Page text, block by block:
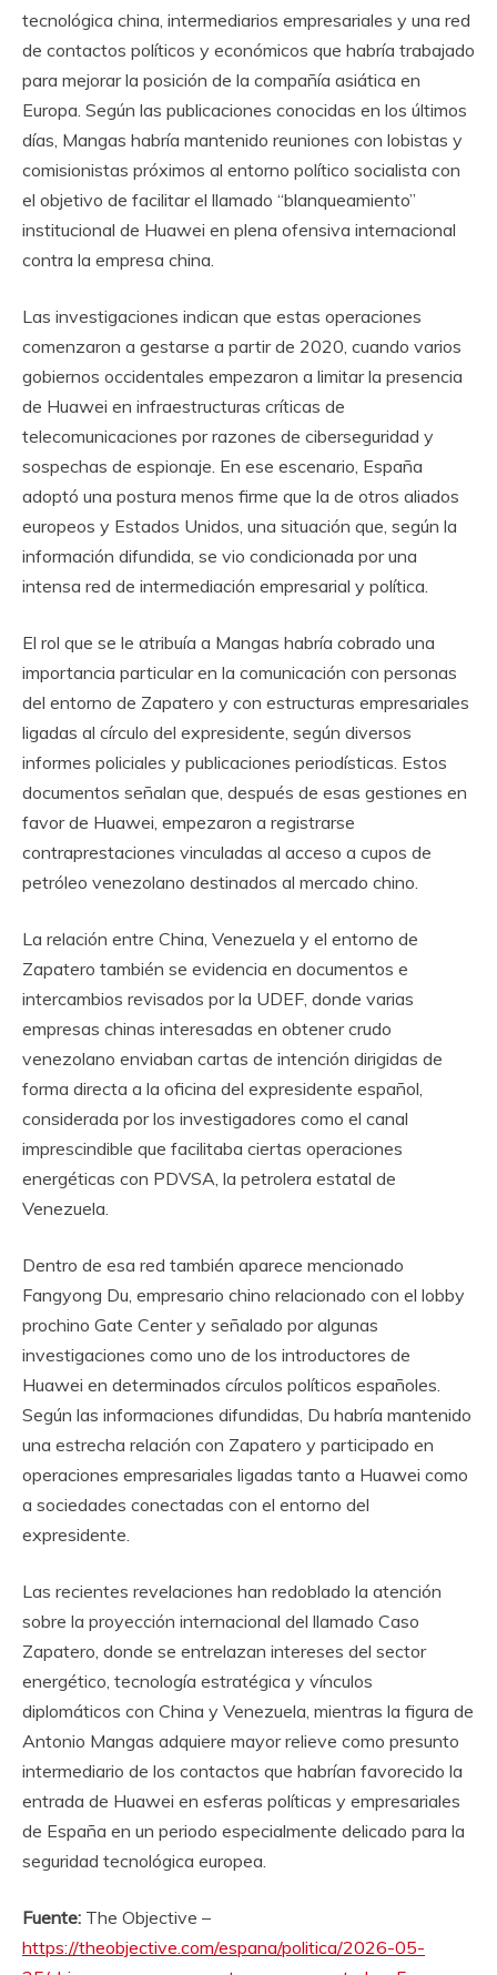
tecnológica china, intermediarios empresariales y una red
de contactos políticos y económicos que habría trabajado
para mejorar la posición de la compañía asiática en
Europa. Según las publicaciones conocidas en los últimos
días, Mangas habría mantenido reuniones con lobistas y
comisionistas próximos al entorno político socialista con
el objetivo de facilitar el llamado “blanqueamiento”
institucional de Huawei en plena ofensiva internacional
contra la empresa china.
Las investigaciones indican que estas operaciones
comenzaron a gestarse a partir de 2020, cuando varios
gobiernos occidentales empezaron a limitar la presencia
de Huawei en infraestructuras críticas de
telecomunicaciones por razones de ciberseguridad y
sospechas de espionaje. En ese escenario, España
adoptó una postura menos firme que la de otros aliados
europeos y Estados Unidos, una situación que, según la
información difundida, se vio condicionada por una
intensa red de intermediación empresarial y política.
El rol que se le atribuía a Mangas habría cobrado una
importancia particular en la comunicación con personas
del entorno de Zapatero y con estructuras empresariales
ligadas al círculo del expresidente, según diversos
informes policiales y publicaciones periodísticas. Estos
documentos señalan que, después de esas gestiones en
favor de Huawei, empezaron a registrarse
contraprestaciones vinculadas al acceso a cupos de
petróleo venezolano destinados al mercado chino.
La relación entre China, Venezuela y el entorno de
Zapatero también se evidencia en documentos e
intercambios revisados por la UDEF, donde varias
empresas chinas interesadas en obtener crudo
venezolano enviaban cartas de intención dirigidas de
forma directa a la oficina del expresidente español,
considerada por los investigadores como el canal
imprescindible que facilitaba ciertas operaciones
energéticas con PDVSA, la petrolera estatal de
Venezuela.
Dentro de esa red también aparece mencionado
Fangyong Du, empresario chino relacionado con el lobby
prochino Gate Center y señalado por algunas
investigaciones como uno de los introductores de
Huawei en determinados círculos políticos españoles.
Según las informaciones difundidas, Du habría mantenido
una estrecha relación con Zapatero y participado en
operaciones empresariales ligadas tanto a Huawei como
a sociedades conectadas con el entorno del
expresidente.
Las recientes revelaciones han redoblado la atención
sobre la proyección internacional del llamado Caso
Zapatero, donde se entrelazan intereses del sector
energético, tecnología estratégica y vínculos
diplomáticos con China y Venezuela, mientras la figura de
Antonio Mangas adquiere mayor relieve como presunto
intermediario de los contactos que habrían favorecido la
entrada de Huawei en esferas políticas y empresariales
de España en un periodo especialmente delicado para la
seguridad tecnológica europea.
Fuente: The Objective –
https://theobjective.com/espana/politica/2026-05-